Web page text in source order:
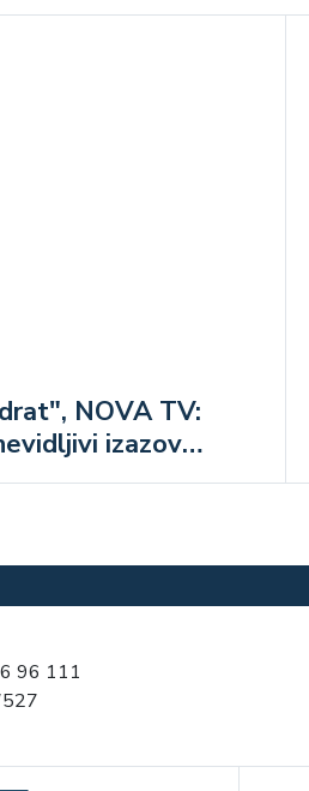
NOVA TV:
izazov
96 111